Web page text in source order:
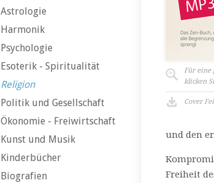
Astrologie
Harmonik
Psychologie
Esoterik - Spiritualität
Religion
Politik und Gesellschaft
Ökonomie - Freiwirtschaft
Kunst und Musik
Kinderbücher
Biografien
Für eine
klicken
Cover
und den
Freiheit